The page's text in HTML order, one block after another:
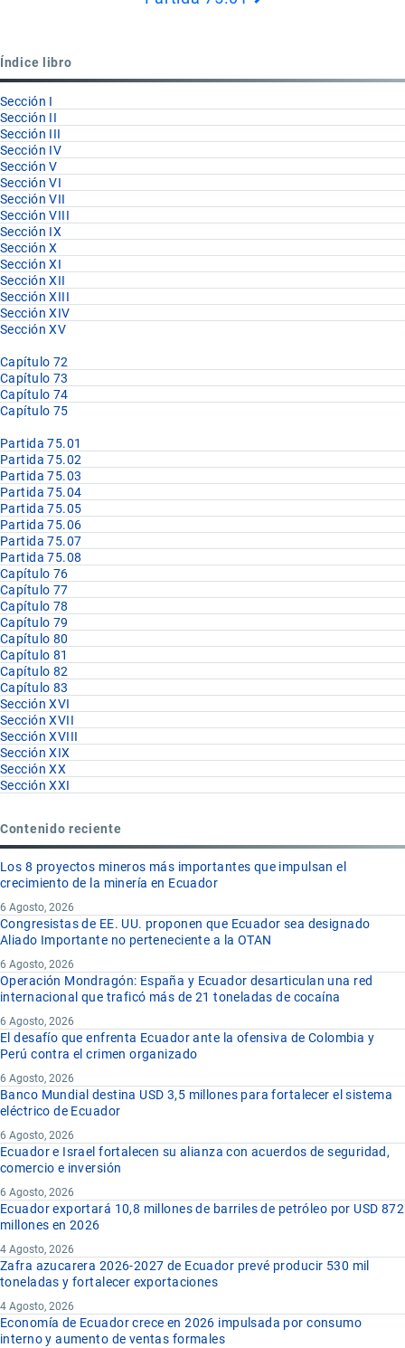
75
Índice libro
Sección I
Sección II
Sección III
Sección IV
Sección V
Sección VI
Sección VII
Sección VIII
Sección IX
Sección X
Sección XI
Sección XII
Sección XIII
Sección XIV
Sección XV
Capítulo 72
Capítulo 73
Capítulo 74
Capítulo 75
Partida 75.01
Partida 75.02
Partida 75.03
Partida 75.04
Partida 75.05
Partida 75.06
Partida 75.07
Partida 75.08
Capítulo 76
Capítulo 77
Capítulo 78
Capítulo 79
Capítulo 80
Capítulo 81
Capítulo 82
Capítulo 83
Sección XVI
Sección XVII
Sección XVIII
Sección XIX
Sección XX
Sección XXI
Contenido reciente
Los 8 proyectos mineros más importantes que impulsan el
crecimiento de la minería en Ecuador
6 Agosto, 2026
Congresistas de EE. UU. proponen que Ecuador sea designado
Aliado Importante no perteneciente a la OTAN
6 Agosto, 2026
Operación Mondragón: España y Ecuador desarticulan una red
internacional que traficó más de 21 toneladas de cocaína
6 Agosto, 2026
El desafío que enfrenta Ecuador ante la ofensiva de Colombia y
Perú contra el crimen organizado
6 Agosto, 2026
Banco Mundial destina USD 3,5 millones para fortalecer el sistema
eléctrico de Ecuador
6 Agosto, 2026
Ecuador e Israel fortalecen su alianza con acuerdos de seguridad,
comercio e inversión
6 Agosto, 2026
Ecuador exportará 10,8 millones de barriles de petróleo por USD 872
millones en 2026
4 Agosto, 2026
Zafra azucarera 2026-2027 de Ecuador prevé producir 530 mil
toneladas y fortalecer exportaciones
4 Agosto, 2026
Economía de Ecuador crece en 2026 impulsada por consumo
interno y aumento de ventas formales